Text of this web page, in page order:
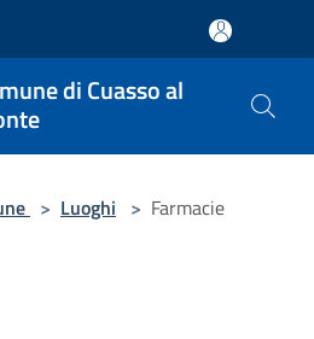
di Cuasso al
> Luoghi > Farmacie